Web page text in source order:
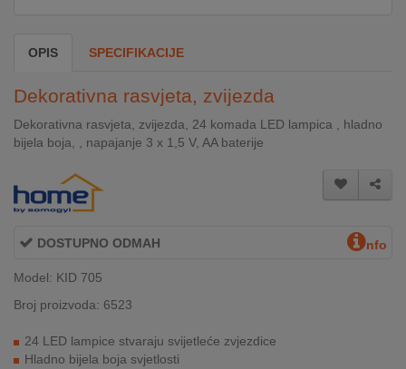
KLIMATIZACIJA
&
GAME
INTERNO
OPIS SPECIFIKACIJE
Dekorativna rasvjeta, zvijezda
Dekorativna rasvjeta, zvijezda, 24 komada LED lampica , hladno
bijela boja, , napajanje 3 x 1,5 V, AA baterije
DOSTUPNO ODMAH nfo
Model: KID 705
Broj proizvoda: 6523
24 LED lampice stvaraju svijetleće zvjezdice
Hladno bijela boja svjetlosti